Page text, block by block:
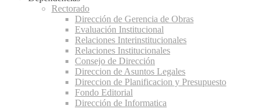
Rectorado
Dirección de Gerencia de Obras
Evaluación Institucional
Relaciones Interinstitucionales
Relaciones Institucionales
Consejo de Dirección
Direccion de Asuntos Legales
Direccion de Planificacion y Presupuesto
Fondo Editorial
Dirección de Informatica